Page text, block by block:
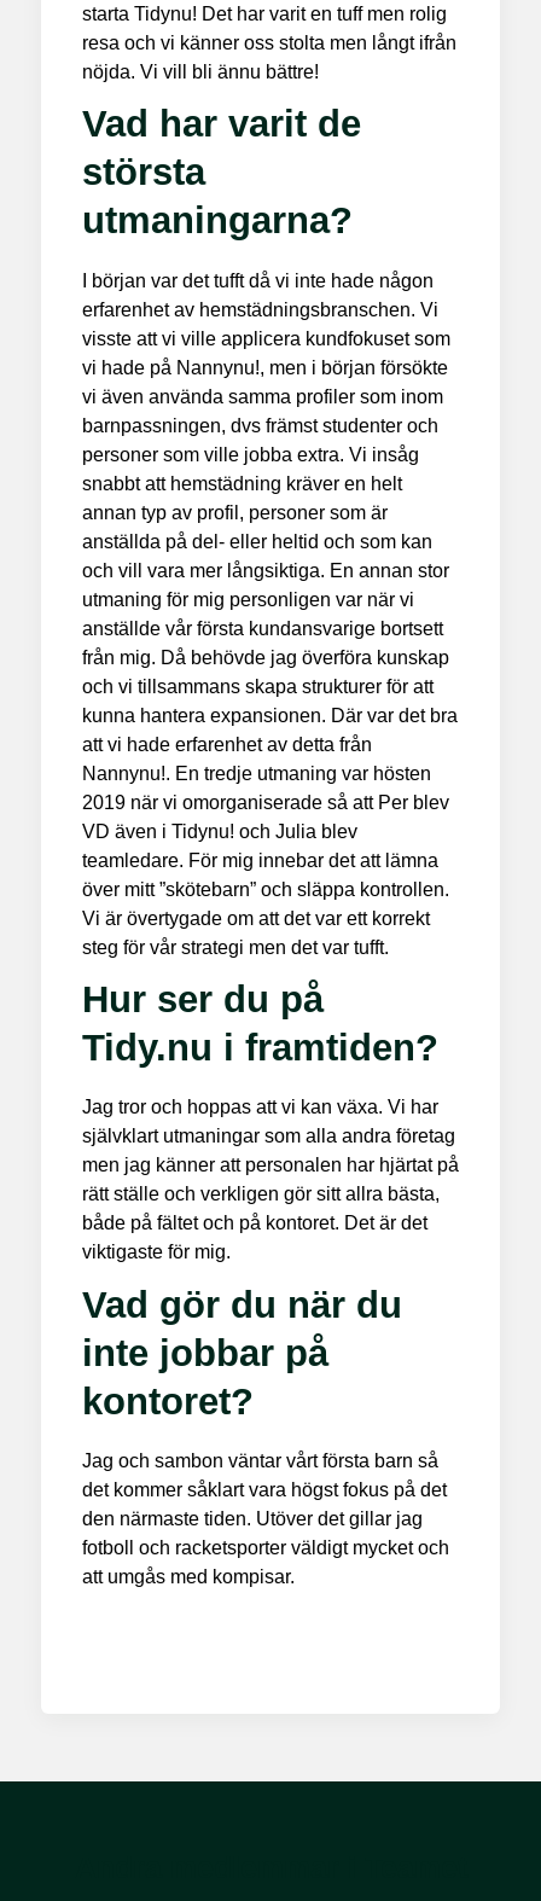
starta Tidynu! Det har varit en tuff men rolig
resa och vi känner oss stolta men långt ifrån
nöjda. Vi vill bli ännu bättre!
Vad har varit de
största
utmaningarna?
I början var det tufft då vi inte hade någon
erfarenhet av hemstädningsbranschen. Vi
visste att vi ville applicera kundfokuset som
vi hade på Nannynu!, men i början försökte
vi även använda samma profiler som inom
barnpassningen, dvs främst studenter och
personer som ville jobba extra. Vi insåg
snabbt att hemstädning kräver en helt
annan typ av profil, personer som är
anställda på del- eller heltid och som kan
och vill vara mer långsiktiga. En annan stor
utmaning för mig personligen var när vi
anställde vår första kundansvarige bortsett
från mig. Då behövde jag överföra kunskap
och vi tillsammans skapa strukturer för att
kunna hantera expansionen. Där var det bra
att vi hade erfarenhet av detta från
Nannynu!. En tredje utmaning var hösten
2019 när vi omorganiserade så att Per blev
VD även i Tidynu! och Julia blev
teamledare. För mig innebar det att lämna
över mitt ”skötebarn” och släppa kontrollen.
Vi är övertygade om att det var ett korrekt
steg för vår strategi men det var tufft.
Hur ser du på
Tidy.nu i framtiden?
Jag tror och hoppas att vi kan växa. Vi har
självklart utmaningar som alla andra företag
men jag känner att personalen har hjärtat på
rätt ställe och verkligen gör sitt allra bästa,
både på fältet och på kontoret. Det är det
viktigaste för mig.
Vad gör du när du
inte jobbar på
kontoret?
Jag och sambon väntar vårt första barn så
det kommer såklart vara högst fokus på det
den närmaste tiden. Utöver det gillar jag
fotboll och racketsporter väldigt mycket och
att umgås med kompisar.